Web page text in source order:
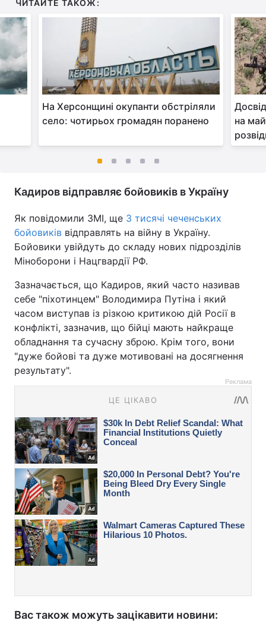
ЧИТАЙТЕ ТАКОЖ:
На Херсонщині окупанти обстріляли
село: чотирьох громадян поранено
на
Кадиров відправляє бойовиків в Україну
Як повідомили ЗМІ, ще 3 тисячі чеченських
бойовиків відправлять на війну в Україну.
Бойовики увійдуть до складу нових підрозділів
Міноборони і Нацгвардії РФ.
Зазначається, що Кадиров, який часто називав
себе "піхотинцем" Володимира Путіна і який
часом виступав із різкою критикою дій Росії в
конфлікті, зазначив, що бійці мають найкраще
обладнання та сучасну зброю. Крім того, вони
"дуже бойові та дуже мотивовані на досягнення
результату".
Реклама
Вас також можуть зацікавити новини: